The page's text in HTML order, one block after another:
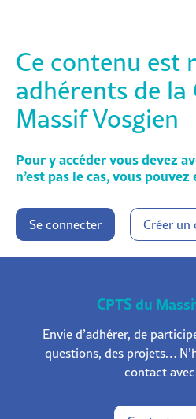
Ce contenu est
adhérents de la
Massif Vosgien
Pour y accéder vous devez
n’est pas le cas, vous
Se connecter Créer un
CPTS du
Envie d’adhérer, de
questions, des projets…
contact